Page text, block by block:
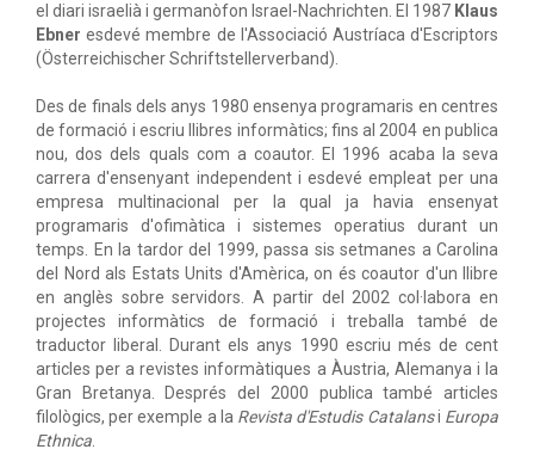
el diari israelià i germanòfon Israel-Nachrichten. El 1987 Klaus
Ebner esdevé membre de l'Associació Austríaca d'Escriptors
(Österreichischer Schriftstellerverband).
Des de finals dels anys 1980 ensenya programaris en centres
de formació i escriu llibres informàtics; fins al 2004 en publica
nou, dos dels quals com a coautor. El 1996 acaba la seva
carrera d'ensenyant independent i esdevé empleat per una
empresa multinacional per la qual ja havia ensenyat
programaris d'ofimàtica i sistemes operatius durant un
temps. En la tardor del 1999, passa sis setmanes a Carolina
del Nord als Estats Units d'Amèrica, on és coautor d'un llibre
en anglès sobre servidors. A partir del 2002 col·labora en
projectes informàtics de formació i treballa també de
traductor liberal. Durant els anys 1990 escriu més de cent
articles per a revistes informàtiques a Àustria, Alemanya i la
Gran Bretanya. Després del 2000 publica també articles
filològics, per exemple a la Revista d'Estudis Catalansi Europa
Ethnica